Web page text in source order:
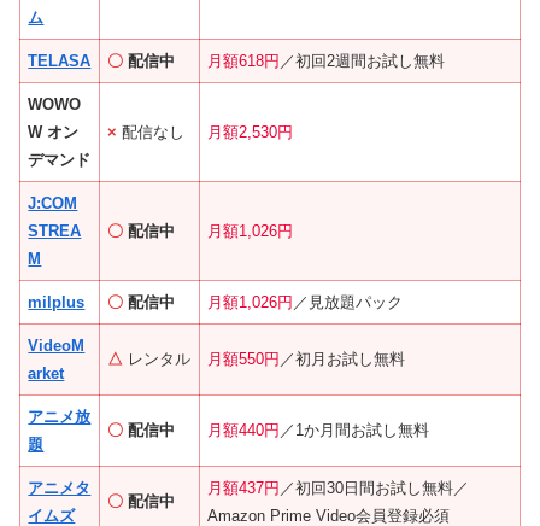
ム
TELASA 〇 配信中 月額618円 ／初回2週間お試し無料
WOWO
W オン
デマンド
× 配信なし 月額2,530円
J:COM
STREA
M
〇 配信中 月額1,026円
milplus 〇 配信中 月額1,026円 ／見放題パック
VideoM
arket
△ レンタル 月額550円 ／初月お試し無料
アニメ放
題
〇 配信中 月額440円 ／1か月間お試し無料
アニメタ
イムズ
〇 配信中
月額437円 ／初回30日間お試し無料／
Amazon Prime Video会員登録必須